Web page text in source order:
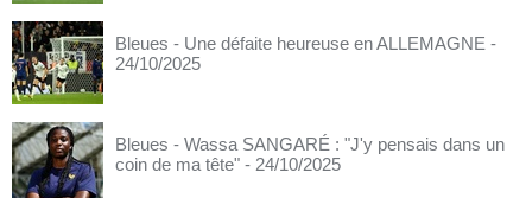
Bleues - Une défaite heureuse en ALLEMAGNE -
24/10/2025
Bleues - Wassa SANGARÉ : "J'y pensais dans un
coin de ma tête" - 24/10/2025